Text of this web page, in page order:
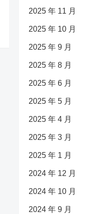
2025 年 11 月
2025 年 10 月
2025 年 9 月
2025 年 8 月
2025 年 6 月
2025 年 5 月
2025 年 4 月
2025 年 3 月
2025 年 1 月
2024 年 12 月
2024 年 10 月
2024 年 9 月